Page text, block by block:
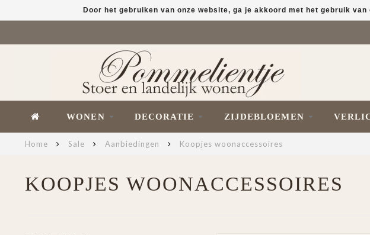
WONEN DECORATIE ZIJDEBLOEMEN
Home Sale Aanbiedingen Koopjes woonaccessoires
KOOPJES WOONACCESSOIRES
Door het gebruiken van onze website, ga je akkoord met het gebruik